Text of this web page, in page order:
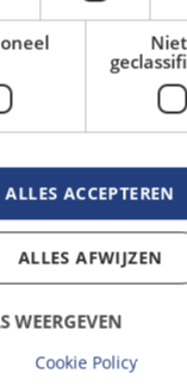
kiezen?
hieraan
voor
ALLES ACCEPTEREN
ALLES AFWIJZEN
WEERGEVEN
Cookie Policy